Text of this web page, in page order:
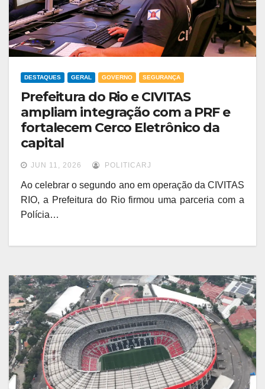
DESTAQUES GERAL GOVERNO SEGURANÇA
Prefeitura do Rio e CIVITAS
ampliam integração com a PRF e
fortalecem Cerco Eletrônico da
capital
JUN 11, 2026 POLITICARJ
Ao celebrar o segundo ano em operação da CIVITAS
RIO, a Prefeitura do Rio firmou uma parceria com a
Polícia…